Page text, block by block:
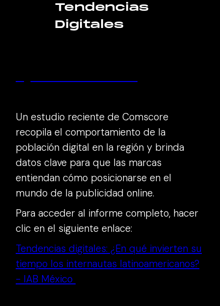
Tendencias
Digitales
Un estudio reciente de Comscore
recopila el comportamiento de la
población digital en la región y brinda
datos clave para que las marcas
entiendan cómo posicionarse en el
mundo de la publicidad online.
Para acceder al informe completo, hacer
clic en el siguiente enlace:
Tendencias digitales: ¿En qué invierten su
tiempo los internautas latinoamericanos?
- IAB México